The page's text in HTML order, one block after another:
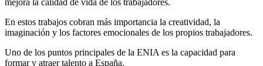
mejora la calidad de vida de los trabajadores.
En estos trabajos cobran más importancia la creatividad, la
imaginación y los factores emocionales de los propios trabajadores.
Uno de los puntos principales de la ENIA es la capacidad para
formar y atraer talento a España.